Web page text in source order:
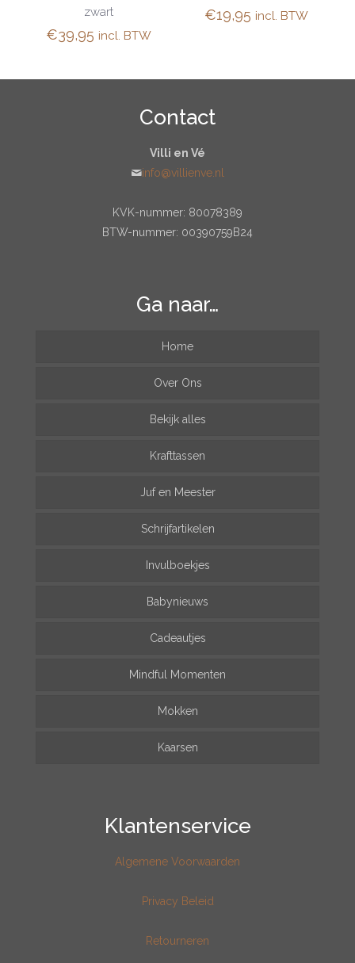
zwart
€39,95 incl. BTW
€19,95 incl. BTW
Contact
Villi en Vé
info@villienve.nl
KVK-nummer: 80078389
BTW-nummer: 00390759B24
Ga naar…
Home
Over Ons
Bekijk alles
Krafttassen
Juf en Meester
Schrijfartikelen
Invulboekjes
Babynieuws
Cadeautjes
Mindful Momenten
Mokken
Kaarsen
Klantenservice
Algemene Voorwaarden
Privacy Beleid
Retourneren